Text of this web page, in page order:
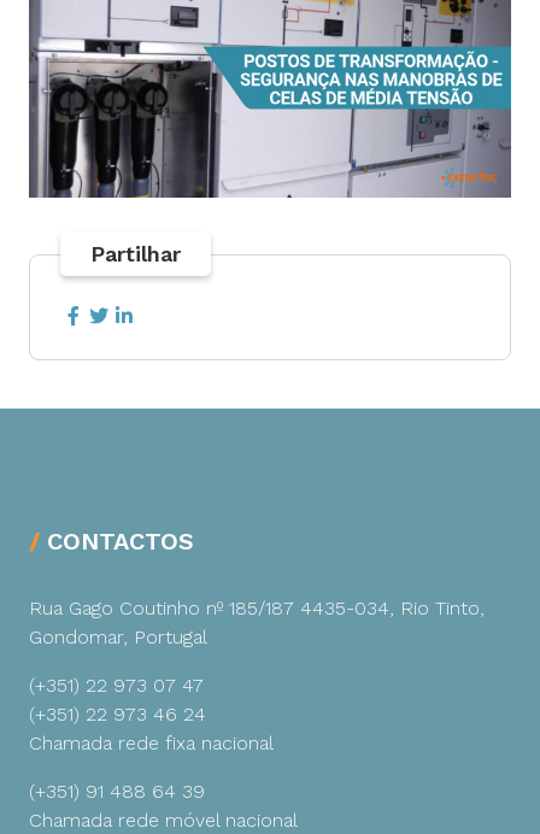
Partilhar
CONTACTOS
Rua Gago Coutinho nº 185/187 4435-034, Rio Tinto,
Gondomar, Portugal
(+351) 22 973 07 47
(+351) 22 973 46 24
Chamada rede fixa nacional
(+351) 91 488 64 39
Chamada rede móvel nacional